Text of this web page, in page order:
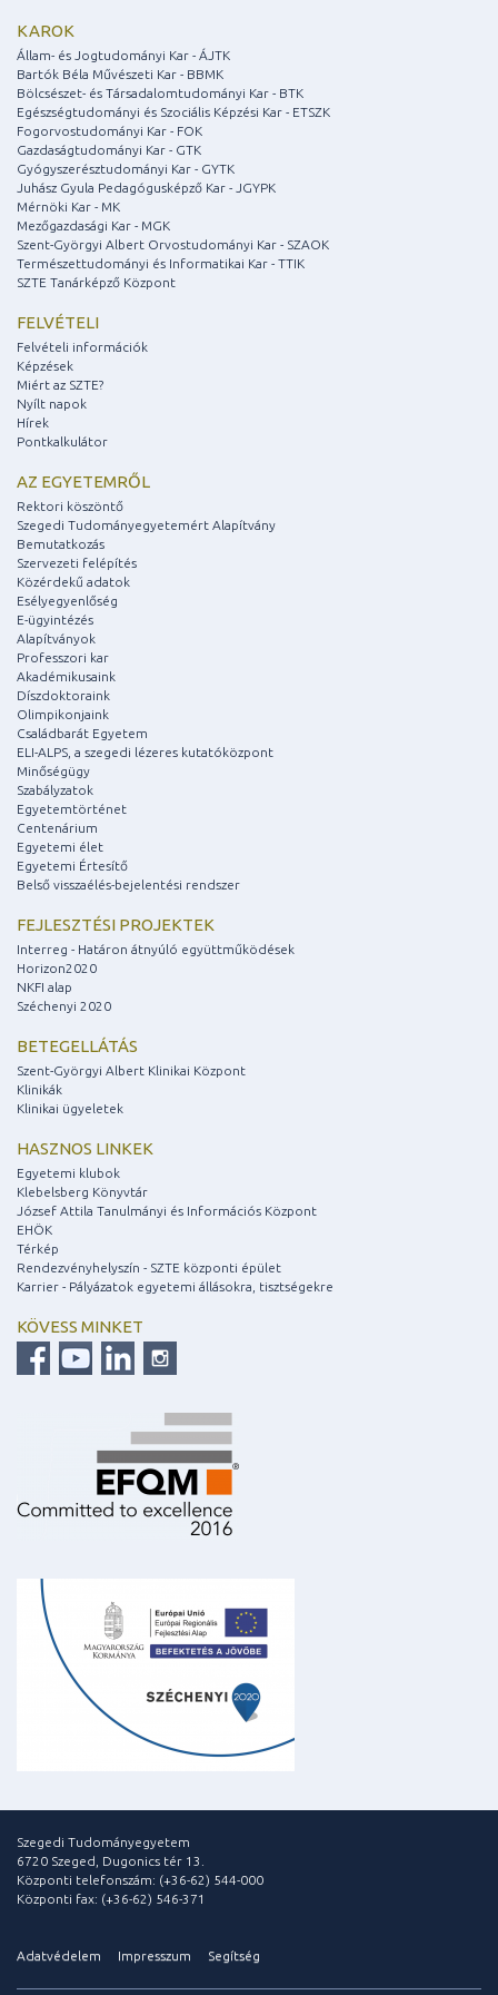
KAROK
Állam- és Jogtudományi Kar - ÁJTK
Bartók Béla Művészeti Kar - BBMK
Bölcsészet- és Társadalomtudományi Kar - BTK
Egészségtudományi és Szociális Képzési Kar - ETSZK
Fogorvostudományi Kar - FOK
Gazdaságtudományi Kar - GTK
Gyógyszerésztudományi Kar - GYTK
Juhász Gyula Pedagógusképző Kar - JGYPK
Mérnöki Kar - MK
Mezőgazdasági Kar - MGK
Szent-Györgyi Albert Orvostudományi Kar - SZAOK
Természettudományi és Informatikai Kar - TTIK
SZTE Tanárképző Központ
FELVÉTELI
Felvételi információk
Képzések
Miért az SZTE?
Nyílt napok
Hírek
Pontkalkulátor
AZ EGYETEMRŐL
Rektori köszöntő
Szegedi Tudományegyetemért Alapítvány
Bemutatkozás
Szervezeti felépítés
Közérdekű adatok
Esélyegyenlőség
E-ügyintézés
Alapítványok
Professzori kar
Akadémikusaink
Díszdoktoraink
Olimpikonjaink
Családbarát Egyetem
ELI-ALPS, a szegedi lézeres kutatóközpont
Minőségügy
Szabályzatok
Egyetemtörténet
Centenárium
Egyetemi élet
Egyetemi Értesítő
Belső visszaélés-bejelentési rendszer
FEJLESZTÉSI PROJEKTEK
Interreg - Határon átnyúló együttműködések
Horizon2020
NKFI alap
Széchenyi 2020
BETEGELLÁTÁS
Szent-Györgyi Albert Klinikai Központ
Klinikák
Klinikai ügyeletek
HASZNOS LINKEK
Egyetemi klubok
Klebelsberg Könyvtár
József Attila Tanulmányi és Információs Központ
EHÖK
Térkép
Rendezvényhelyszín - SZTE központi épület
Karrier - Pályázatok egyetemi állásokra, tisztségekre
KÖVESS MINKET
Szegedi Tudományegyetem
6720 Szeged, Dugonics tér 13.
Központi telefonszám: (+36-62) 544-000
Központi fax: (+36-62) 546-371
Adatvédelem Impresszum Segítség